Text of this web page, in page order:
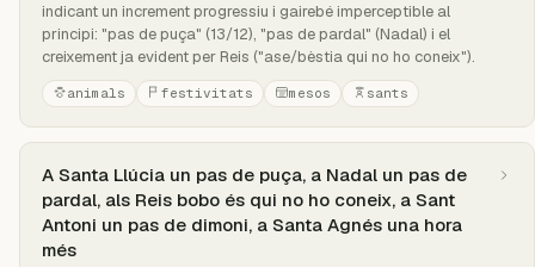
indicant un increment progressiu i gairebé imperceptible al
principi: "pas de puça" (13/12), "pas de pardal" (Nadal) i el
creixement ja evident per Reis ("ase/bèstia qui no ho coneix").
animals festivitats mesos sants
A Santa Llúcia un pas de puça, a Nadal un pas de
pardal, als Reis bobo és qui no ho coneix, a Sant
Antoni un pas de dimoni, a Santa Agnés una hora
més